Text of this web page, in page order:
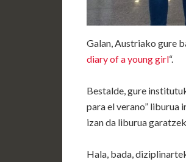
Galan, Austriako gure
diary of a young girl“.
Bestalde, gure
para el verano”
izan da liburua
Hala, bada,